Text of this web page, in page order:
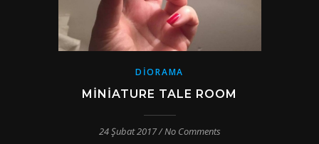
DIORAMA
MINIATURE TALE ROOM
24 Şubat 2017/No Comments